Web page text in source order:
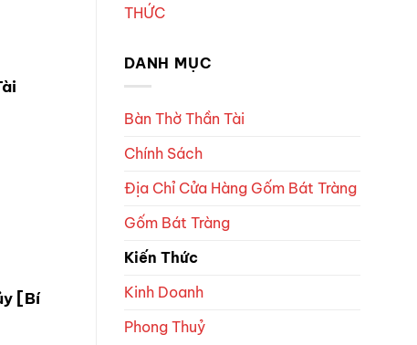
[Bí
THỨC
DANH MỤC
Bàn Thờ Thần Tài
Chính Sách
Địa Chỉ Cửa Hàng Gốm Bát Tràng
Gốm Bát Tràng
Kiến Thức
Kinh Doanh
Phong Thuỷ